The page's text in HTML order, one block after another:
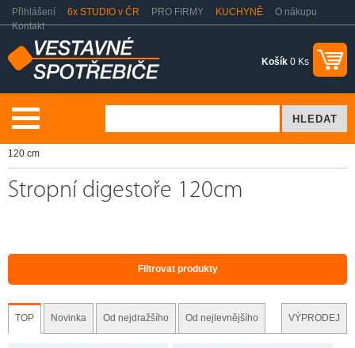
Přihlášení 6x STUDIO v ČR PRO FIRMY KUCHYNĚ
O nákupu
Kontakt
Košík 0 Ks
120 cm
Stropní digestoře 120cm
Filtrovat produkty
TOP Novinka Od nejdražšího Od nejlevnějšího VÝPRODEJ